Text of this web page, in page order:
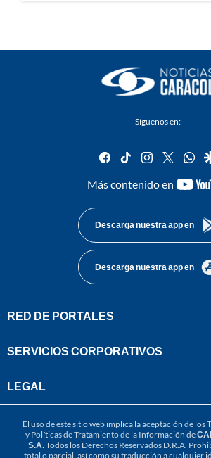
Síguenos en:
facebook
tiktok instagram
twitter
Más contenido en
Descarga nuestra app en
Descarga nuestra app en
RED DE PORTALES
SERVICIOS CORPORATIVOS
LEGAL
El uso de este sitio web implica la aceptación de los
y Políticas de Tratamiento de la Información de
S.A.Todos los Derechos Reservados D.R.A.
total o parcial, así como su traducción a cualquier